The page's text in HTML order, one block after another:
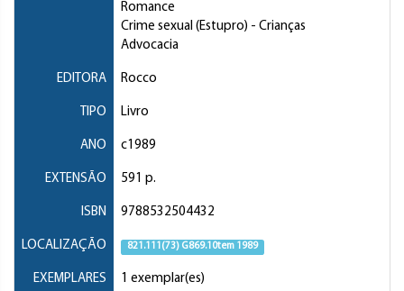
Romance
Crime sexual (Estupro) - Crianças
Advocacia
EDITORA Rocco
TIPO Livro
ANO c1989
EXTENSÃO 591 p.
ISBN 9788532504432
LOCALIZAÇÃO 821.111(73) G869.10tem 1989
EXEMPLARES 1 exemplar(es)